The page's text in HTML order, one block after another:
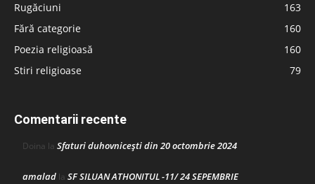
Rugăciuni
163
Fără categorie
160
Poezia religioasă
160
Stiri religioase
79
Comentarii recente
Doina la Sfaturi duhovnicești din 20 octombrie 2024
amalad la SF SILUAN ATHONITUL -11/ 24 SEPEMBRIE